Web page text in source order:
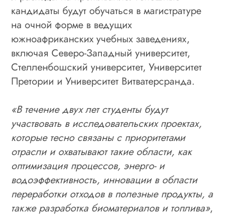
кандидаты будут обучаться в магистратуре
на очной форме в ведущих
южноафриканских учебных заведениях,
включая Северо-Западный университет,
Стелленбошский университет, Университет
Претории и Университет Витватерсранда.
«В течение двух лет студенты будут
участвовать в исследовательских проектах,
которые тесно связаны с приоритетами
отрасли и охватывают такие области, как
оптимизация процессов, энерго- и
водоэффективность, инновации в области
переработки отходов в полезные продукты, а
также разработка биоматериалов и топлива»,